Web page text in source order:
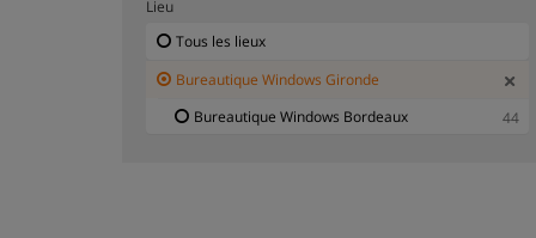
Lieu
Tous les lieux
Bureautique Windows Gironde
Bureautique Windows Bordeaux
44